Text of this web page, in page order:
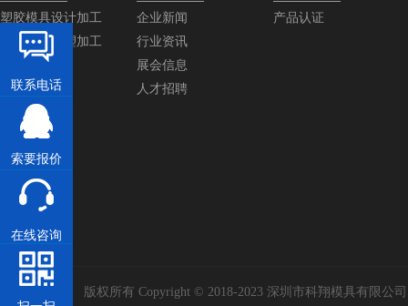
塑胶模具设计加工
塑胶产品注塑加工
企业新闻
行业资讯
展会信息
人才招聘
产品认证
版权所有 Copyright © 2018-2023 深圳市科翔模具有限公
联系电话
索要报价
在线咨询